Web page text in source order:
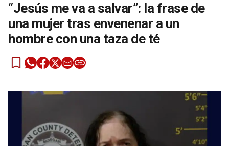
“Jesús me va a salvar”: la frase de
una mujer tras envenenar a un
hombre con una taza de té